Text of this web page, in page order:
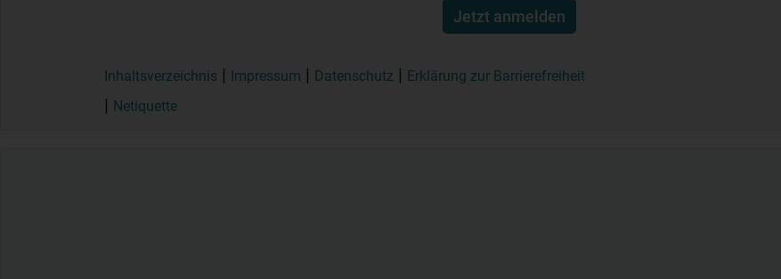
Jetzt anmelden
Inhaltsverzeichnis Impressum Datenschutz
Erklärung zur Barrierefreiheit
Netiquette